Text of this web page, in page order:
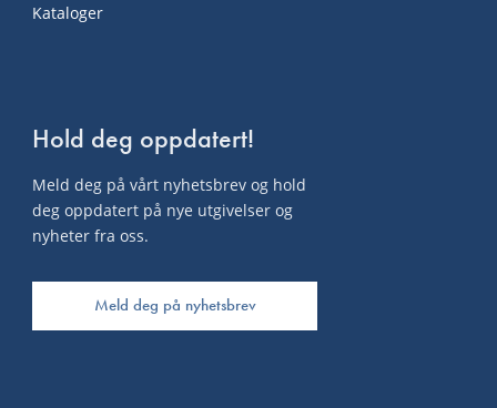
Kataloger
Hold deg oppdatert!
Meld deg på vårt nyhetsbrev og hold
deg oppdatert på nye utgivelser og
nyheter fra oss.
Meld deg på nyhetsbrev